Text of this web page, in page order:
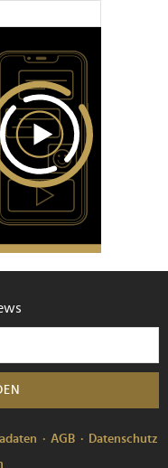
AGB
Datenschutz